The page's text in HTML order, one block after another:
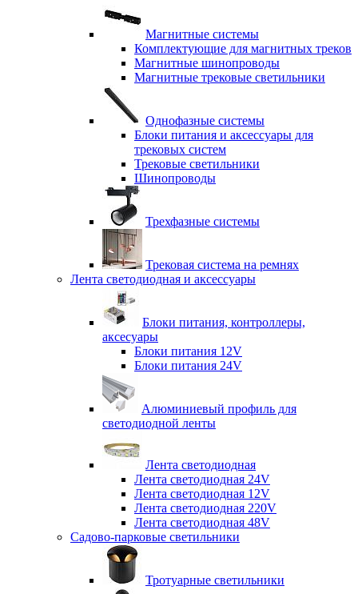
Магнитные системы
Комплектующие для магнитных треков
Магнитные шинопроводы
Магнитные трековые светильники
Однофазные системы
Блоки питания и аксессуары для
трековых систем
Трековые светильники
Шинопроводы
Трехфазные системы
Трековая система на ремнях
Лента светодиодная и аксессуары
Блоки питания, контроллеры,
аксесуары
Блоки питания 12V
Блоки питания 24V
Алюминиевый профиль для
светодиодной ленты
Лента светодиодная
Лента светодиодная 24V
Лента светодиодная 12V
Лента светодиодная 220V
Лента светодиодная 48V
Садово-парковые светильники
Тротуарные светильники